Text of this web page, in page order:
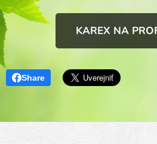
KAREX NA
Share